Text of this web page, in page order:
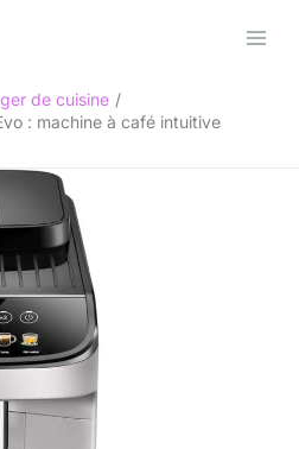
de cuisine
: machine à café intuitive